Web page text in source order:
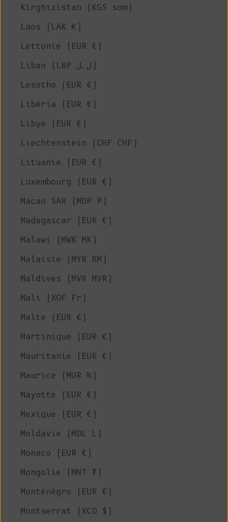
Kirghizistan (KGS som)
Laos (LAK ₭)
Lettonie (EUR €)
Liban (LBP ل.ل)
Lesotho (EUR €)
Libéria (EUR €)
Libye (EUR €)
Liechtenstein (CHF CHF)
Lituanie (EUR €)
Luxembourg (EUR €)
Macao SAR (MOP P)
Madagascar (EUR €)
Malawi (MWK MK)
Malaisie (MYR RM)
Maldives (MVR MVR)
Mali (XOF Fr)
Malte (EUR €)
Martinique (EUR €)
Mauritanie (EUR €)
Maurice (MUR ₨)
Mayotte (EUR €)
Mexique (EUR €)
Moldavie (MDL L)
Monaco (EUR €)
Mongolie (MNT ₮)
Monténégro (EUR €)
Montserrat (XCD $)